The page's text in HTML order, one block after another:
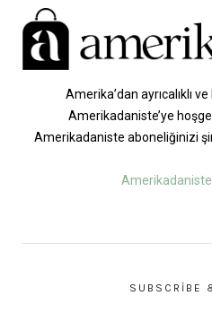
Amerika’dan ayrıcalıklı
Amerikadaniste’ye
Amerikadaniste aboneliğinizi
Amerikadaniste
SUBSCRIBE